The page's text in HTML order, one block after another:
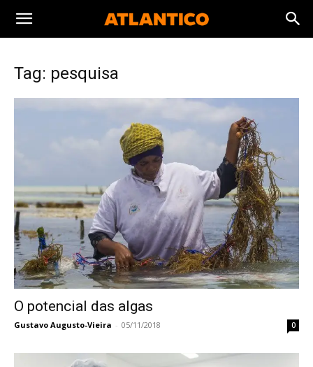
Tag: pesquisa
O potencial das algas
Gustavo Augusto-Vieira - 05/11/2018 0